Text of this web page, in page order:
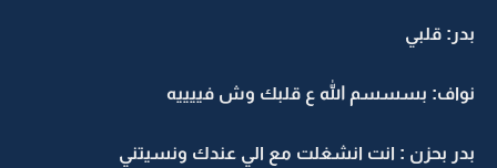
بدر: قلبي
نواف: بسسسم الله ع قلبك وش فييييه
بدر بحزن : انت انشغلت مع الي عندك ونسيتني